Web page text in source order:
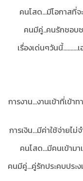
คนโสด...มีโอกาสที่
คนมีคู่..คนรักชอบช
เรื่องเด่นๆวันนี้..........
การงาน...งานเข้าที่เข้า
การเงิน...มีค่าใช้จ่ายไ
คนโสด...มีคนเข้าม
คนมีคู่...คู่รักประคบประ